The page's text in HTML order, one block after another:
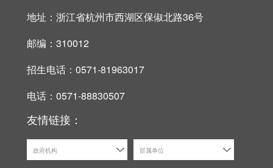
地址：浙江省杭州市西湖区保俶北路36号
邮编：310012
招生电话：0571-81963017
电话：0571-88830507
友情链接：
政府机构 部属单位